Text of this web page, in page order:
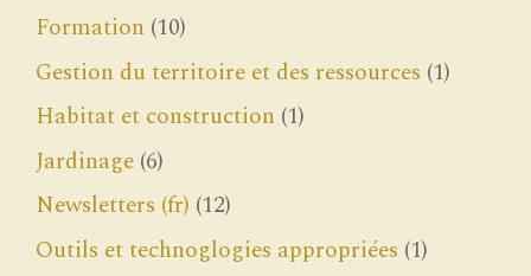
Formation (10)
Gestion du territoire et des ressources (1)
Habitat et construction (1)
Jardinage (6)
Newsletters (fr) (12)
Outils et technoglogies appropriées (1)